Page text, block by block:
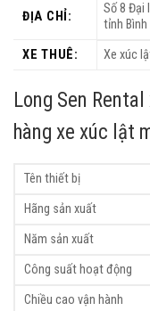
ĐỊA CHỈ:
Số 8 Đại
tỉnh Bình
XE THUÊ:
Xe xúc
Long Sen
hàng xe xúc lật
Tên thiết bị
Hãng sản xuất
Năm sản xuất
Công suất hoạt động
Chiều cao vận hành